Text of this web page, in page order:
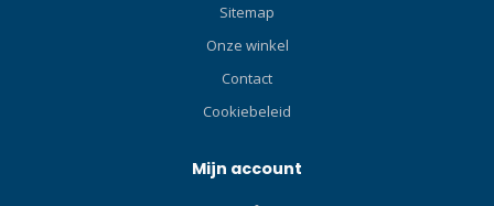
Sitemap
Onze winkel
Contact
Cookiebeleid
Mijn account